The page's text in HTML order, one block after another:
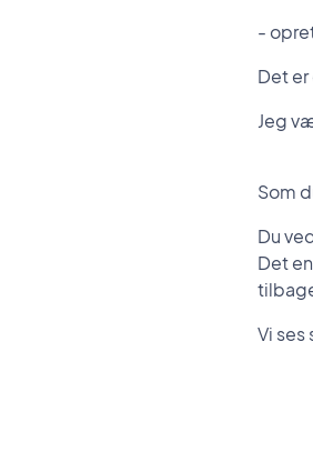
-
Det
Jeg
Som
Du
Det
Vi ses